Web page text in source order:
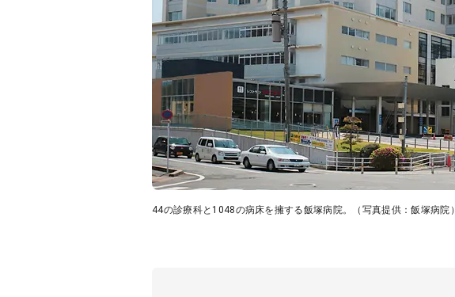
44の診療科と1048の病床を擁する飯塚病院。（写真提供：飯塚病院）